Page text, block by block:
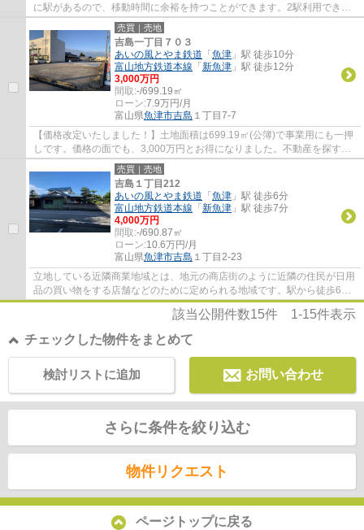
に駅があるので、移動時間に余裕を持つことができます。2駅利用できる
ので、電車をよく利用する人には特に利便性...
売買｜売地
吉島一丁目７０３
あいの風とやま鉄道 「 魚津 」駅 徒歩10分
富山地方鉄道本線 「 新魚津 」駅 徒歩12分
3,000万円
間取:-/699.19㎡
ローン:7.9万円/月
富山県魚津市吉島 １丁目7-7
【価格改定いたしました！】土地面積は699.19㎡(公簿)で事業用にも一押
しです。価格の面でも、3,000万円とお得になりました。不動産を探すな
ら、地元密着の当社にお任せください。豊富...
売買｜売地
吉島１丁目212
あいの風とやま鉄道 「 魚津 」駅 徒歩6分
富山地方鉄道本線 「 新魚津 」駅 徒歩7分
4,000万円
間取:-/690.87㎡
ローン:10.6万円/月
富山県魚津市吉島 １丁目2-23
立地している近隣商業地域とは、地元の商店街のように近隣の住民が日用
品の買い物をする店舗などのために定められる地域です。駅から徒歩6分
圏内に立地しています。当社スタッフは不動...
該当公開件数15件 1-15件表示
チェックした物件をまとめて
お問い合わせ
検討リストに追加
さらに条件を絞り込む
物件リクエスト
ページトップに戻る